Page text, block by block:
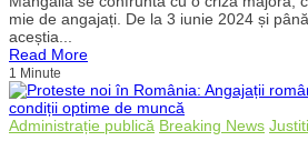
mie de angajați. De la 3 iunie 2024 și
aceștia...
Read More
1 Minute
Administrație publică Breaking News